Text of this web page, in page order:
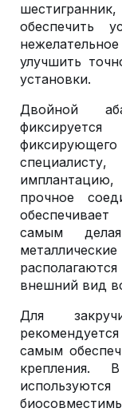
обеспечить
улучшить
установки.
Двойной
прочное
самым
внешний вид
Для
самым
крепления.